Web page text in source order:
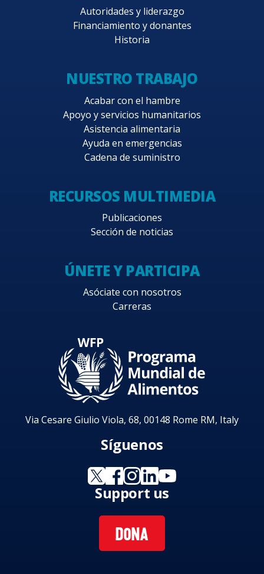
Autoridades y liderazgo
Financiamiento y donantes
Historia
NUESTRO TRABAJO
Acabar con el hambre
Apoyo y servicios humanitarios
Asistencia alimentaria
Ayuda en emergencias
Cadena de suministro
RECURSOS MULTIMEDIA
Publicaciones
Sección de noticias
ÚNETE Y PARTICIPA
Asóciate con nosotros
Carreras
Via Cesare Giulio Viola, 68, 00148 Rome RM, Italy
Síguenos
Support us
DONA